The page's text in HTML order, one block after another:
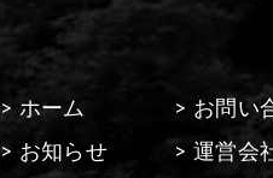
> ホーム
> お知らせ
> お問い
> 運営会